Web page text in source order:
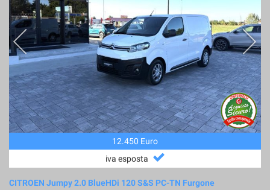
12.450 Euro
iva esposta
CITROEN Jumpy 2.0 BlueHDi 120 S&S PC-TN Furgone